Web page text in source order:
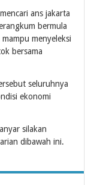
ans jakarta
bermula
menyeleksi
bersama
seluruhnya
ekonomi
silakan
dibawah ini.